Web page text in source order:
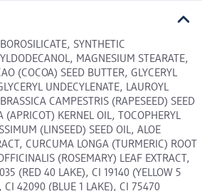
SYNTHETIC
MAGNESIUM STEARATE,
(COCOA) SEED BUTTER, GLYCERYL
UNDECYLENATE, LAUROYL
CAMPESTRIS (RAPESEED) SEED
KERNEL OIL, TOCOPHERYL
(LINSEED) SEED OIL, ALOE
CURCUMA LONGA (TURMERIC) ROOT
(ROSEMARY) LEAF EXTRACT,
(RED 40 LAKE), CI 19140 (YELLOW 5
CI 42090 (BLUE 1 LAKE), CI 75470